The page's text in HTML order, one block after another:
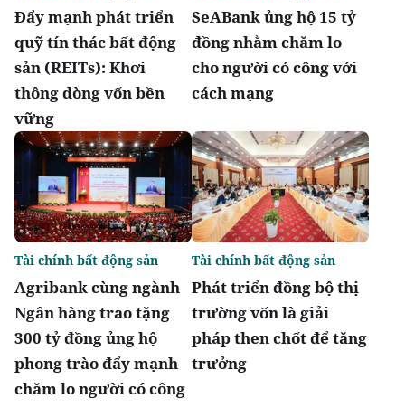
Đẩy mạnh phát triển
quỹ tín thác bất động
sản (REITs): Khơi
thông dòng vốn bền
vững
SeABank ủng hộ 15 tỷ
đồng nhằm chăm lo
cho người có công với
cách mạng
Agribank cùng ngành
Ngân hàng trao tặng
300 tỷ đồng ủng hộ
phong trào đẩy mạnh
chăm lo người có công
Tài chính bất động sản
Phát triển đồng bộ thị
trường vốn là giải
pháp then chốt để tăng
trưởng
Tài chính bất động sản